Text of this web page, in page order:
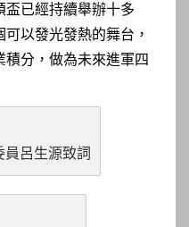
盃已經持續舉辦十多
以發光發熱的舞台，
分，做為未來進軍四
呂生源致詞